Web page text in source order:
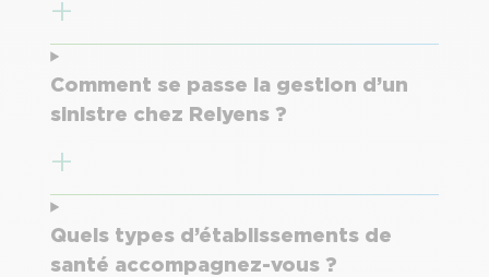
Comment se passe la gestion d’un
sinistre chez Relyens ?
Quels types d’établissements de
santé accompagnez-vous ?